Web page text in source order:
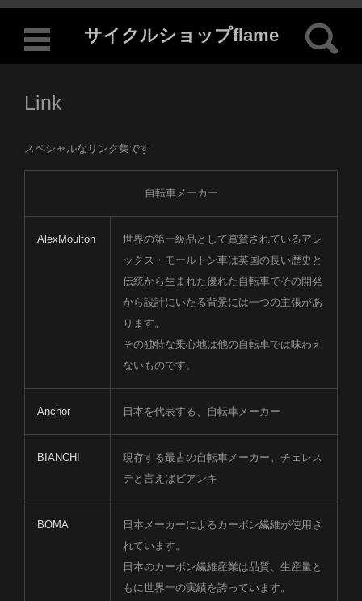
サイクルショップflame
検索:
コンテンツに移動
Link
スペシャルなリンク集です
自転車メーカー
AlexMoulton
世界の第一級品として賞賛されているアレ
ックス・モールトン車は英国の長い歴史と
伝統から生まれた優れた自転車でその開発
から設計にいたる背景には一つの主張があ
ります。
その独特な乗心地は他の自転車では味わえ
ないものです。
Anchor 日本を代表する、自転車メーカー
BIANCHI
現存する最古の自転車メーカー。チェレス
テと言えばビアンキ
BOMA
日本メーカーによるカーボン繊維が使用さ
れています。
日本のカーボン繊維産業は品質、生産量と
もに世界一の実績を誇っています。